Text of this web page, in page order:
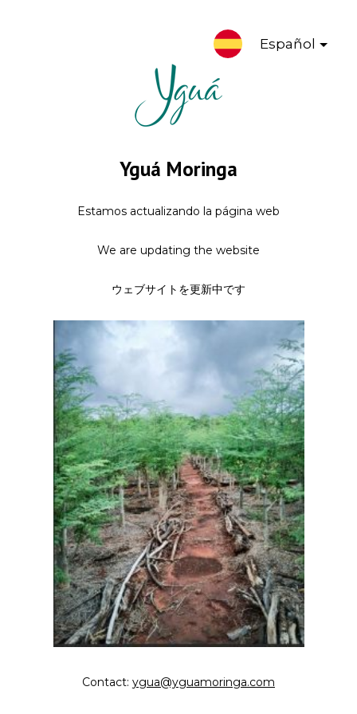
Español
Yguá Moringa
Estamos actualizando la página web
We are updating the website
ウェブサイトを更新中です
Contact: ygua@yguamoringa.com